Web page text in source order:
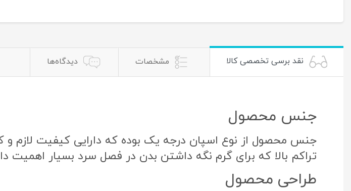
نقد برسی تخصصی کالا مشخصات دیدگاه‌ها
جنس محصول
جنس محصول از نوع اسپان درجه یک بوده که دارایی کیفیت لازم و
تراکم بالا که برای گرم نگه داشتن بدن در فصل سرد بسیار اهمیت
طراحی محصول